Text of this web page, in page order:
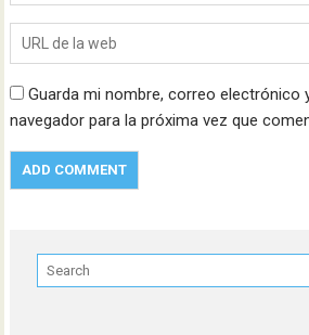
Guarda mi nombre, correo electrónico
navegador para la próxima vez que